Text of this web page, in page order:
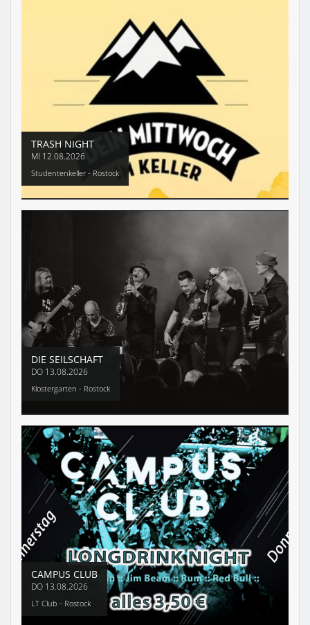
TRASH NIGHT
MI 12.08.2026
Studentenkeller - Rostock
DIE SEILSCHAFT
DO 13.08.2026
Klostergarten - Rostock
CAMPUS CLUB
DO 13.08.2026
LT Club - Rostock